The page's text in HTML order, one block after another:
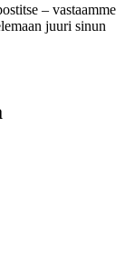
– vastaamme
juuri sinun